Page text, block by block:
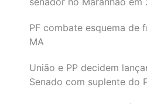
PF combate esquema de
MA
União e PP decidem
Senado com suplente do